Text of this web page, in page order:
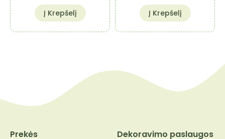
Į Krepšelį Į Krepšelį
Prekės
Dekoravimo paslaugos